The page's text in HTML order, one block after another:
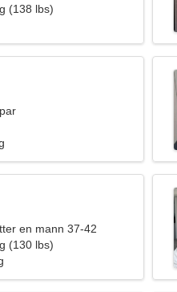
(138 lbs)
en mann 37-42
(130 lbs)